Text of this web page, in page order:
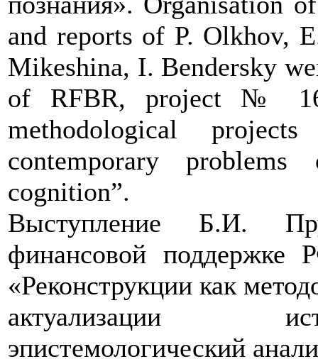
and reports of P. Olkhov,
Mikeshina, I. Bendersky
of RFBR, project № 16
methodological
contemporary
cognition”.
Выступление Б.И.
финансовой
«Реконструкции как
актуализации
эпистемологический